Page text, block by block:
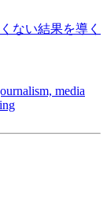
ない結果を導く
media